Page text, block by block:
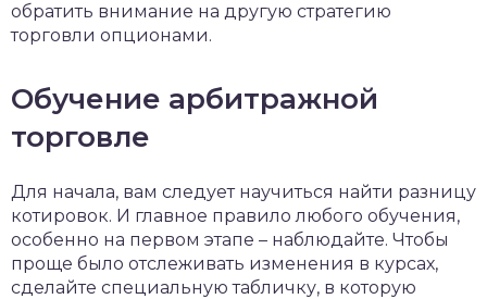
обратить внимание на другую стратегию
торговли опционами.
Обучение арбитражной
торговле
Для начала, вам следует научиться найти разницу
котировок. И главное правило любого обучения,
особенно на первом этапе – наблюдайте. Чтобы
проще было отслеживать изменения в курсах,
сделайте специальную табличку, в которую